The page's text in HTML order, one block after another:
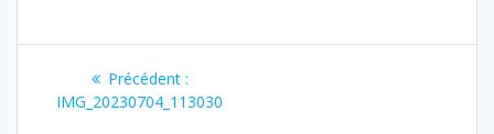
Précédent :
IMG_20230704_113030